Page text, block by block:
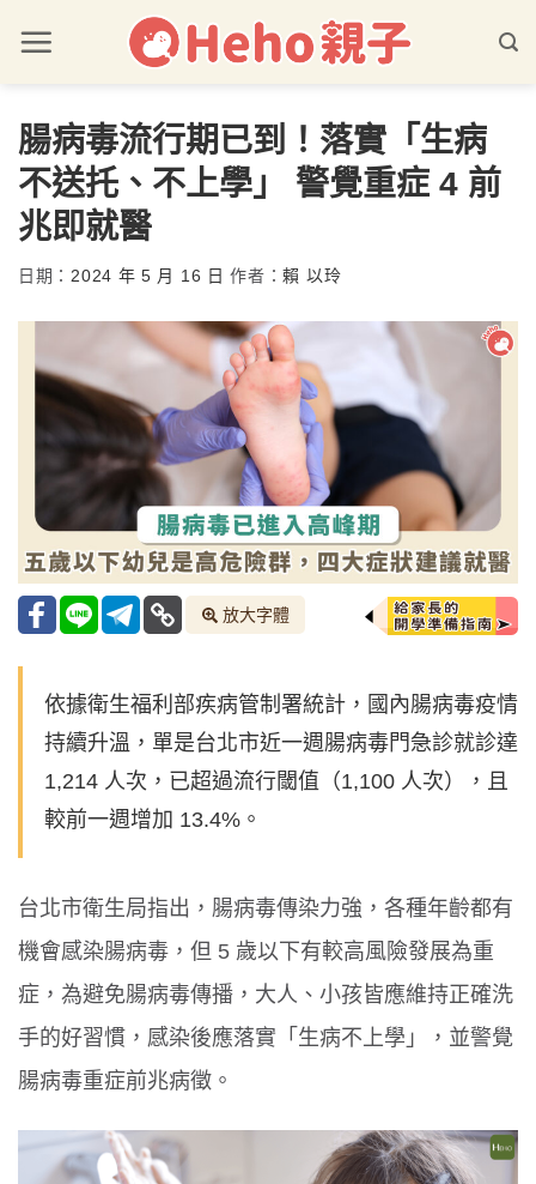
腸病毒流行期已到！落實「生病
不送托、不上學」 警覺重症 4 前
兆即就醫
日期： 2024 年 5 月 16 日 作者：賴 以玲
放大字體
依據衛生福利部疾病管制署統計，國內腸病毒疫情
持續升溫，單是台北市近一週腸病毒門急診就診達
1,214 人次，已超過流行閾值（1,100 人次），且
較前一週增加 13.4%。
台北市衛生局指出，腸病毒傳染力強，各種年齡都有
機會感染腸病毒，但 5 歲以下有較高風險發展為重
症，為避免腸病毒傳播，大人、小孩皆應維持正確洗
手的好習慣，感染後應落實「生病不上學」，並警覺
腸病毒重症前兆病徵。